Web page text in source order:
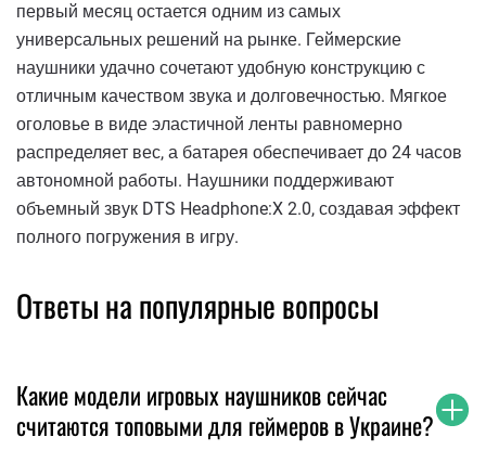
первый месяц остается одним из самых
универсальных решений на рынке. Геймерские
наушники удачно сочетают удобную конструкцию с
отличным качеством звука и долговечностью. Мягкое
оголовье в виде эластичной ленты равномерно
распределяет вес, а батарея обеспечивает до 24 часов
автономной работы. Наушники поддерживают
объемный звук DTS Headphone:X 2.0, создавая эффект
полного погружения в игру.
Ответы на популярные вопросы
Какие модели игровых наушников сейчас
считаются топовыми для геймеров в Украине?